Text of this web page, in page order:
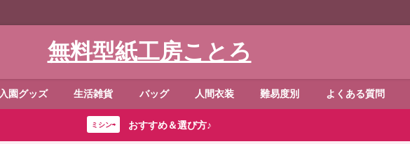
無料型紙工房ことろ
入園グッズ 生活雑貨 バッグ 人間衣装 難易度別 よくある質問
ミシン⇨ おすすめ＆選び方♪